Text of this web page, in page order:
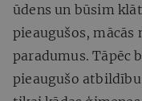
ūdens un būsim
pieaugušos, mācās
paradumus. Tāpēc
pieaugušo